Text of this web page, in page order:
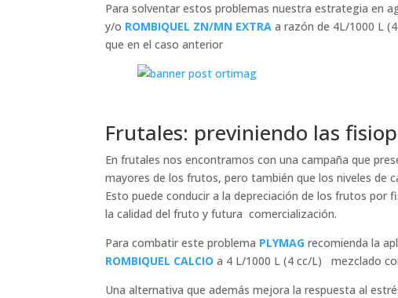
Para solventar estos problemas nuestra estrategia en
y/o ROMBIQUEL ZN/MN EXTRA a razón de 4L/1000 L
que en el caso anterior
Frutales: previniendo las
En frutales nos encontramos con una campaña que
mayores de los frutos, pero también que los niveles de
Esto puede conducir a la depreciación de los frutos por
la calidad del fruto y futura comercialización.
Para combatir este problema PLYMAG recomienda la
ROMBIQUEL CALCIO a 4 L/1000 L (4 cc/L) mezclado
Una alternativa que además mejora la respuesta al